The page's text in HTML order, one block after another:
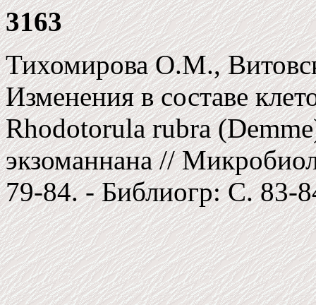
3163
Тихомирова О.М.,
Изменения в составе
Rhodotorula rubra
экзоманнана //
79-84. - Библиогр: C. 83-